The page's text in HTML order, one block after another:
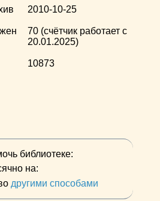
2010-10-25
70 (счётчик работает с
20.01.2025)
10873
библиотеке:
на:
другими способами